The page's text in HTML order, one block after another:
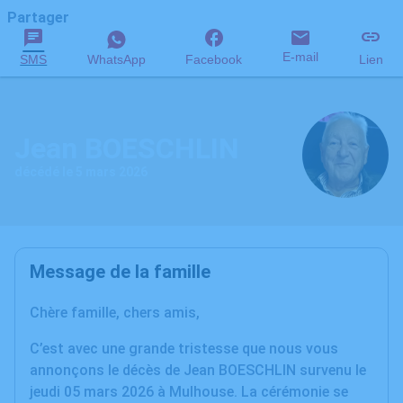
Partager
SMS WhatsApp Facebook E-mail Lien
Message de la famille
Chère famille, chers amis,
C’est avec une grande tristesse que nous vous
annonçons le décès de Jean BOESCHLIN survenu le
jeudi 05 mars 2026 à Mulhouse. La cérémonie se